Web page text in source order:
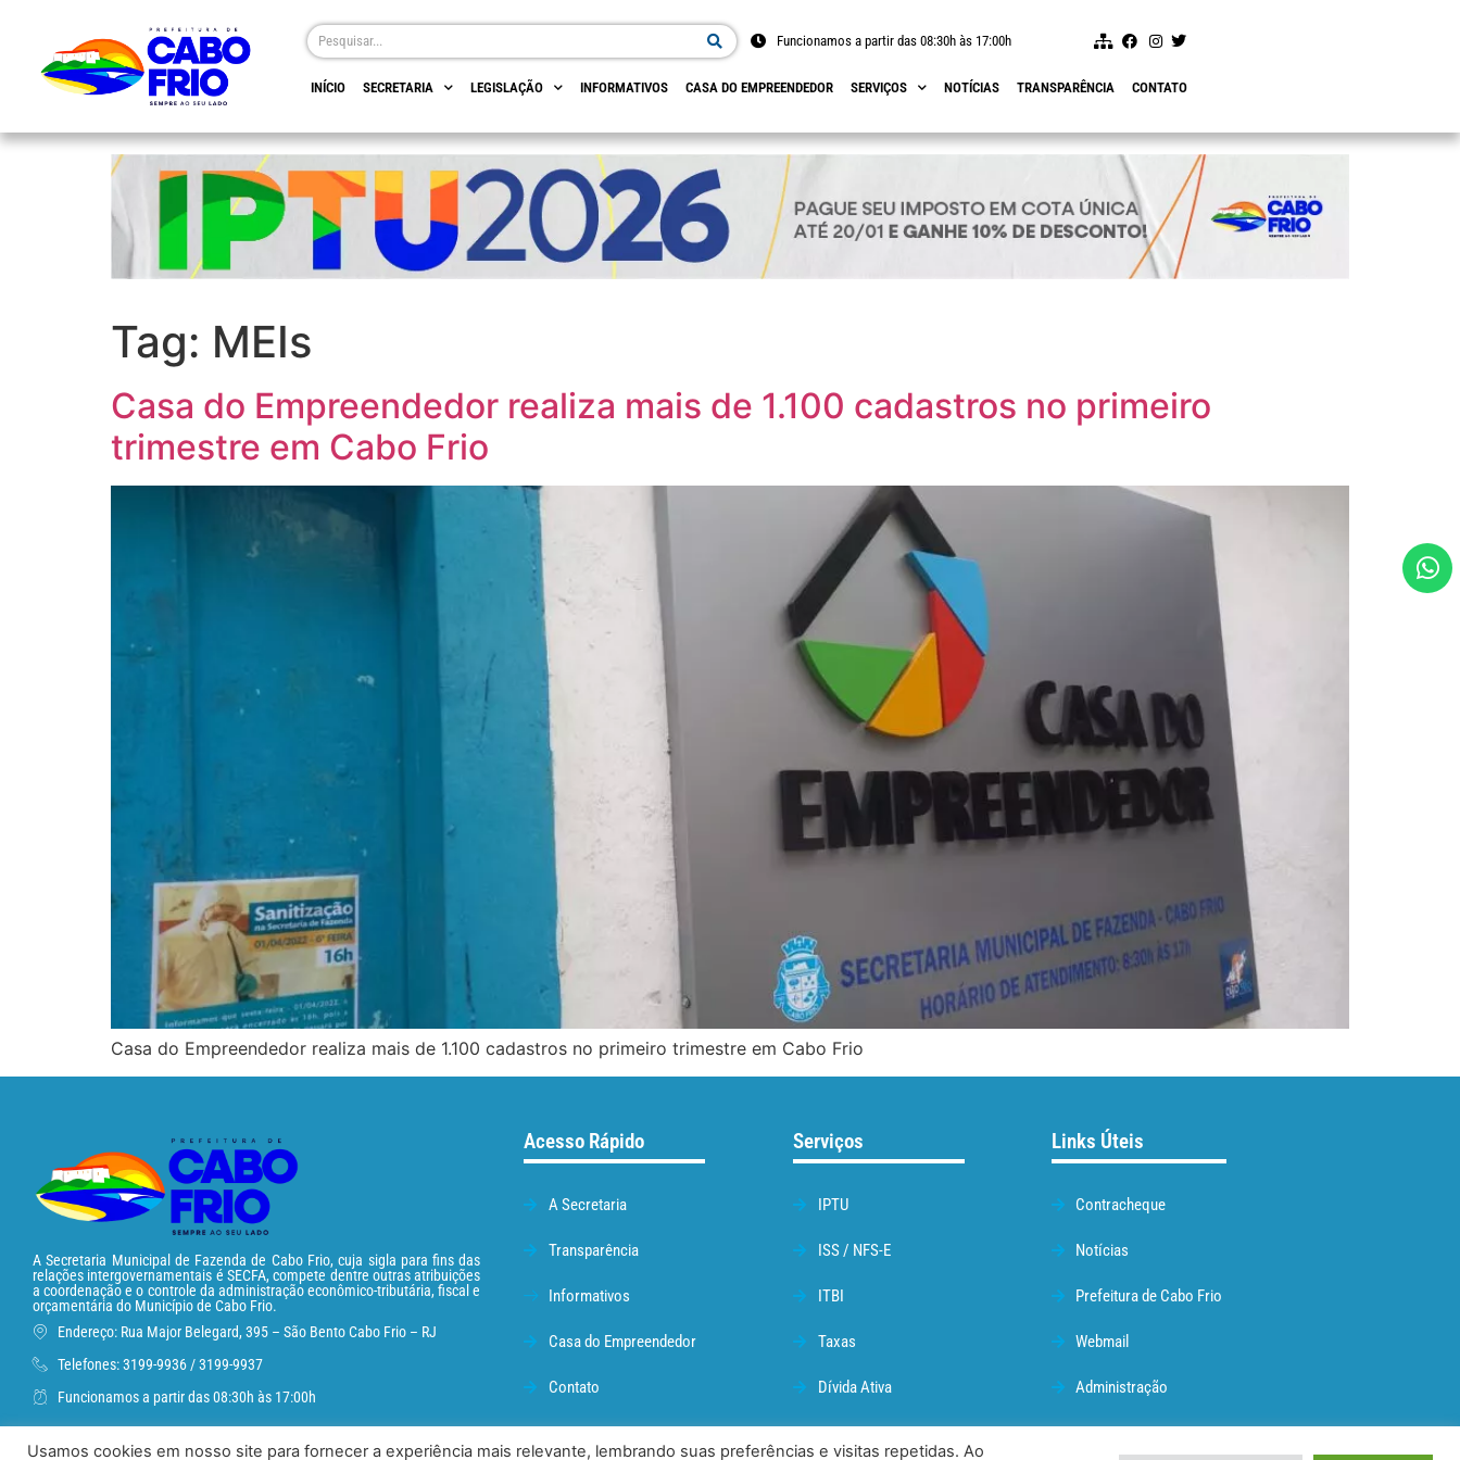
Funcionamos a partir das 08:30h às 17:00h
INÍCIO SECRETARIA LEGISLAÇÃO INFORMATIVOS CASA DO EMPREENDEDOR SERVIÇOS NOTÍCIAS TRANSPARÊNCIA CONTATO
Tag: MEIs
Casa do Empreendedor realiza mais de 1.100 cadastros no primeiro
trimestre em Cabo Frio
Casa do Empreendedor realiza mais de 1.100 cadastros no primeiro trimestre em Cabo Frio
A Secretaria Municipal de Fazenda de Cabo Frio, cuja sigla para fins das
relações intergovernamentais é SECFA, compete dentre outras atribuições
a coordenação e o controle da administração econômico-tributária, fiscal e
orçamentária do Município de Cabo Frio.
Endereço: Rua Major Belegard, 395 – São Bento Cabo Frio – RJ
Telefones: 3199-9936 / 3199-9937
Funcionamos a partir das 08:30h às 17:00h
Acesso Rápido
A Secretaria
Transparência
Informativos
Casa do Empreendedor
Contato
Serviços
IPTU
ISS / NFS-E
ITBI
Taxas
Dívida Ativa
Links Úteis
Contracheque
Notícias
Prefeitura de Cabo Frio
Webmail
Administração
Usamos cookies em nosso site para fornecer a experiência mais relevante, lembrando suas preferências e visitas repetidas. Ao